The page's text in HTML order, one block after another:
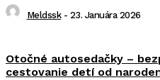
Meldssk - 23. Januára 2026
Otočné autosedačky –
cestovanie detí od